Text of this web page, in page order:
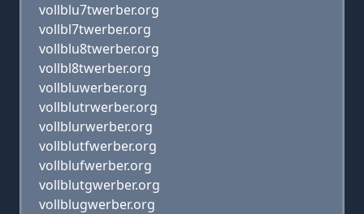
vollblu7twerber.org
vollbl7twerber.org
vollblu8twerber.org
vollbl8twerber.org
vollbluwerber.org
vollblutrwerber.org
vollblurwerber.org
vollblutfwerber.org
vollblufwerber.org
vollblutgwerber.org
vollblugwerber.org